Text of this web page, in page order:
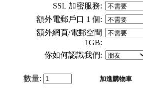
SSL 加密服務:
額外電郵戶口 1 個:
額外網頁/電郵空間
1GB:
你如何認識我們:
數量: